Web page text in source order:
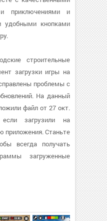
приключениями и
удобными кнопками
строительные
загрузки игры на
проблемы с
На данный
файл от 27 окт.
загрузили на
приложения. Станьте
всегда получать
загруженные